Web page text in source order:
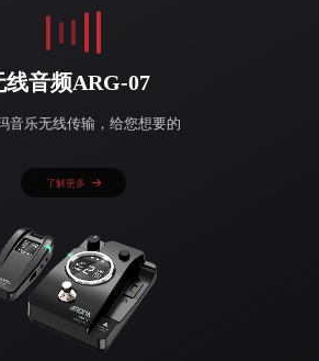
线音频ARG-07
音乐无线传输，给您想要的
了解更多